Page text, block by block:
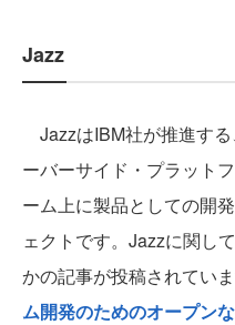
Jazz
JazzはIBM社が推進す
ーバーサイド・プラット
ーム上に製品としての開
ェクトです。Jazzに関し
かの記事が投稿されてい
ム開発のためのオープン